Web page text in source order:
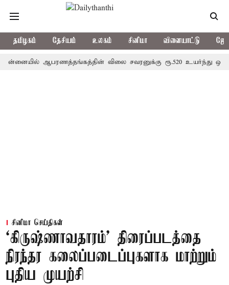
தமிழகம் தேசியம் உலகம் சினிமா விளையாட்டு
ஆபரணத்தங்கத்தின் விலை சவரனுக்கு ரூ.520 உயர்ந்து ஒரு
சினிமா செய்திகள்
‘கிருஷ்ணாவதாரம்’ திரைப்படத்தை
நிரந்தர கலைப்படைப்புகளாக மாற்றும்
புதிய முயற்சி